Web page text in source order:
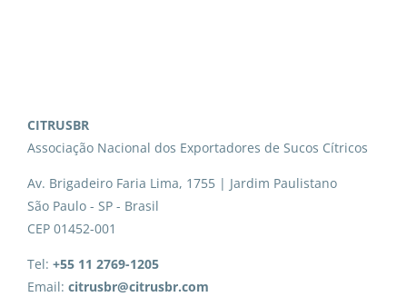
CITRUSBR
Associação Nacional dos Exportadores de Sucos Cítricos
Av. Brigadeiro Faria Lima, 1755 | Jardim Paulistano
São Paulo - SP - Brasil
CEP 01452-001
Tel: +55 11 2769-1205
Email: citrusbr@citrusbr.com